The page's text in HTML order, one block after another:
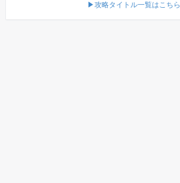
▶攻略タイトル一覧はこちら